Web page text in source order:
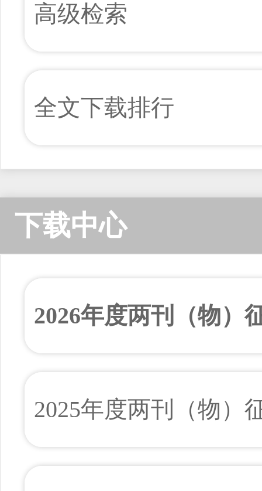
高级检索
全文下载排行
下载中心
2026年度两刊（物）
2025年度两刊（物）